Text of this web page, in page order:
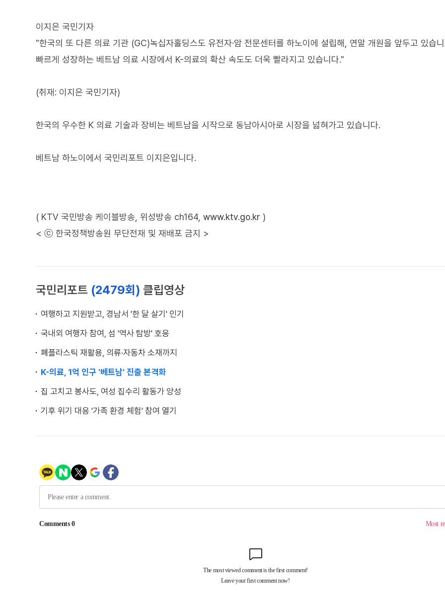
이지은 국민기자
"한국의 또 다른 의료 기관 (GC)녹십자홀딩스도 유전자·암 전문센터를 하노이에 설립해, 연말 개원을 앞두고 있습
빠르게 성장하는 베트남 의료 시장에서 K-의료의 확산 속도도 더욱 빨라지고 있습니다."
(취재: 이지은 국민기자)
한국의 우수한 K 의료 기술과 장비는 베트남을 시작으로 동남아시아로 시장을 넓혀가고 있습니다.
베트남 하노이에서 국민리포트 이지은입니다.
( KTV 국민방송 케이블방송, 위성방송 ch164, www.ktv.go.kr )
< ⓒ 한국정책방송원 무단전재 및 재배포 금지 >
국민리포트 (2479회) 클립영상
여행하고 지원받고, 경남서 '한 달 살기' 인기
국내외 여행자 참여, 섬 '역사 탐방' 호응
폐플라스틱 재활용, 의류·자동차 소재까지
K-의료, 1억 인구 '베트남' 진출 본격화
집 고치고 봉사도, 여성 집수리 활동가 양성
기후 위기 대응 '가족 환경 체험' 참여 열기